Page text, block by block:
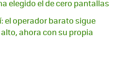
elegido el de cero pantallas
el operador barato sigue
ahora con su propia